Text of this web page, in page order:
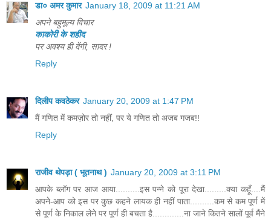
डा० अमर कुमार January 18, 2009 at 11:21 AM
अपने बहुमूल्य विचार
काकोरी के शहीद
पर अवश्य ही देंगी, सादर !
Reply
दिलीप कवठेकर January 20, 2009 at 1:47 PM
मैं गणित में कमज़ोर तो नहीं, पर ये गणित तो अजब गजब!!
Reply
राजीव थेपड़ा ( भूतनाथ ) January 20, 2009 at 3:11 PM
आपके ब्लॉग पर आज आया..........इस पन्ने को पूरा देखा.........क्या कहूँ....मैं
अपने-आप को इस पर कुछ कहने लायक ही नहीं पाता..........कम से कम पूर्ण में
से पूर्ण के निकाल लेने पर पूर्ण ही बचता है.............ना जाने कितने सालों पूर्व मैंने